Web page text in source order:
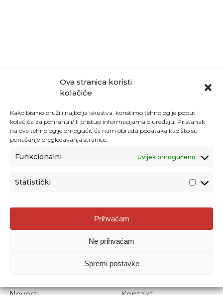
Ova stranica koristi
kolačiće
Kako bismo pružili najbolja iskustva, koristimo tehnologije poput
kolačića za pohranu i/ili pristup informacijama o uređaju. Pristanak
na ove tehnologije omogućit će nam obradu podataka kao što su
ponašanje pregledavanja stranice.
Funkcionalni Uvijek omogućeno
Statistički
Prihvaćam
Ne prihvaćam
Spremi postavke
Agencija za odgoj i obrazovanje
Donje Svetice 38, 10000 Zagreb
1778129
Prenošenje sadržaja dopušteno je uz navođenje izvora.
Novosti Kontakt